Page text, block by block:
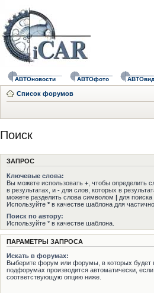
АВТОновости АВТОфото
Список форумов
Поиск
ЗАПРОС
Ключевые слова:
Вы можете использовать + , чтобы определить
в результатах, и - для слов, которых в
можете разделить слова символом | для поиска
Используйте * в качестве шаблона для
Поиск по автору:
Используйте * в качестве шаблона.
ПАРАМЕТРЫ ЗАПРОСА
Искать в форумах:
Выберите форум или форумы, в которых будет
подфорумах производится автоматически,
соответствующую опцию ниже.